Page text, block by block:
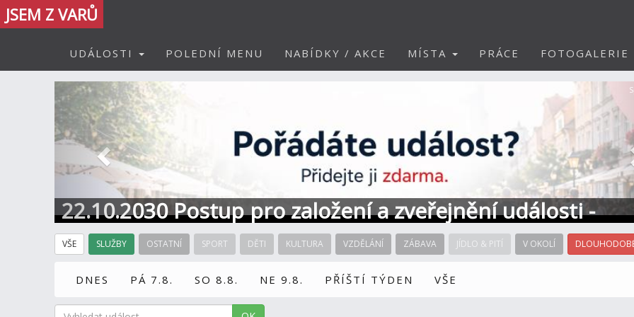
JSEM Z VARŮ
UDÁLOSTI POLEDNÍ MENU NABÍDKY / AKCE MÍSTA PRÁCE FOTOGALERIE
22.10.2030 Postup pro založení a zveřejnění události -
Informace / kontakt
Předchozí
VŠE SLUŽBY OSTATNÍ SPORT DĚTI KULTURA VZDĚLÁNÍ ZÁBAVA JÍDLO & PITÍ V OKOLÍ
DNES PÁ 7.8. SO 8.8. NE 9.8. PŘÍŠTÍ TÝDEN VŠE